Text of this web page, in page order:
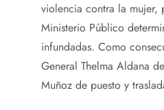
violencia contra la mujer,
Ministerio Público
infundadas. Como
General Thelma Aldana
Muñoz de puesto y